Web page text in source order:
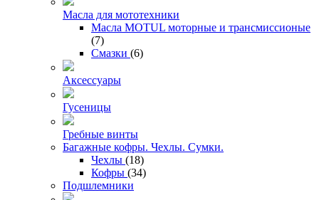
Масла для мототехники
Масла MOTUL моторные и трансмиссионые
(7)
Смазки (6)
Аксессуары
Гусеницы
Гребные винты
Багажные кофры. Чехлы. Сумки.
Чехлы (18)
Кофры (34)
Подшлемники